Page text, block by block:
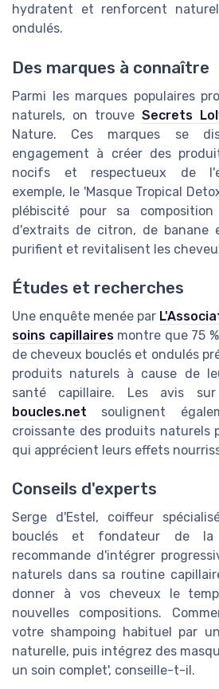
hydratent et renforcent
ondulés.
Des marques à connaître
Parmi les marques populaires
naturels, on trouve Secrets
Nature. Ces marques se
engagement à créer des
nocifs et respectueux de
exemple, le 'Masque Tropical
plébiscité pour sa
d'extraits de citron, de banane
purifient et revitalisent les
Études et recherches
Une enquête menée par
soins capillairesmontre que 75
de cheveux bouclés et ondulés
produits naturels à cause de
santé capillaire. Les avis
boucles.net soulignent
croissante des produits naturels
qui apprécient leurs effets
Conseils d'experts
Serge d'Estel, coiffeur
bouclés et fondateur de la
recommande d'intégrer
naturels dans sa routine
donner à vos cheveux le
nouvelles compositions.
votre shampoing habituel par
naturelle, puis intégrez des
un soin complet', conseille-t-il.